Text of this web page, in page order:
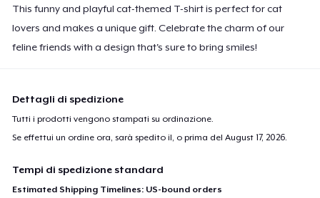
This funny and playful cat-themed T-shirt is perfect for cat
lovers and makes a unique gift. Celebrate the charm of our
feline friends with a design that's sure to bring smiles!
Dettagli di spedizione
Tutti i prodotti vengono stampati su ordinazione.
Se effettui un ordine ora, sarà spedito il, o prima delAugust 17, 2026.
Tempi di spedizione standard
Estimated Shipping Timelines: US-bound orders